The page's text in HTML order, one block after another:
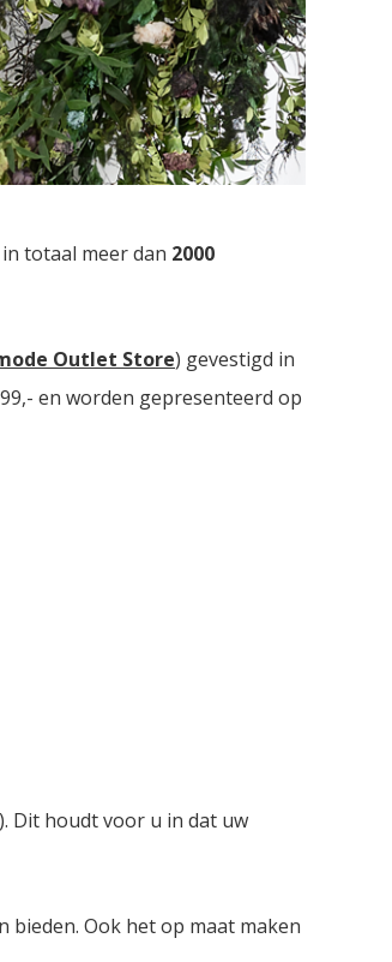
totaal meer dan 2000
Outlet Store) gevestigd in
en worden gepresenteerd op
Dit houdt voor u in dat uw
bieden. Ook het op maat maken